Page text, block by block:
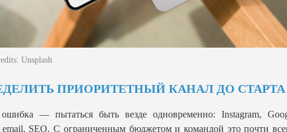
Unsplash
ПРИОРИТЕТНЫЙ КАНАЛ ДО СТАРТА
ошибка — пытаться быть везде одновременно: Instagram,
SEO. С ограниченным бюджетом и командой это почти